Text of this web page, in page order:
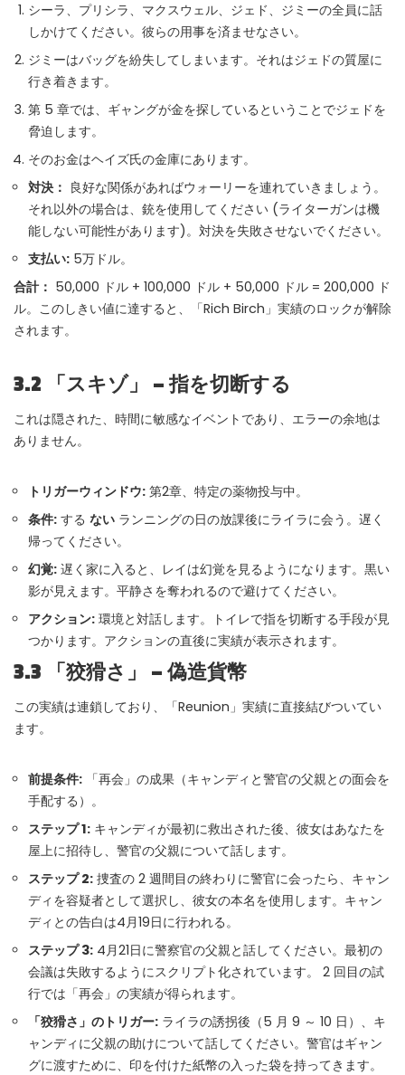
シーラ、プリシラ、マクスウェル、ジェド、ジミーの全員に話
しかけてください。彼らの用事を済ませなさい。
ジミーはバッグを紛失してしまいます。それはジェドの質屋に
行き着きます。
第 5 章では、ギャングが金を探しているということでジェドを
脅迫します。
そのお金はヘイズ氏の金庫にあります。
対決： 良好な関係があればウォーリーを連れていきましょう。
それ以外の場合は、銃を使用してください (ライターガンは機
能しない可能性があります)。対決を失敗させないでください。
支払い: 5万ドル。
合計： 50,000 ドル + 100,000 ドル + 50,000 ドル = 200,000 ド
ル。このしきい値に達すると、「Rich Birch」実績のロックが解除
されます。
3.2 「スキゾ」 – 指を切断する
これは隠された、時間に敏感なイベントであり、エラーの余地は
ありません。
トリガーウィンドウ: 第2章、特定の薬物投与中。
条件: する ない ランニングの日の放課後にライラに会う。遅く
帰ってください。
幻覚: 遅く家に入ると、レイは幻覚を見るようになります。黒い
影が見えます。平静さを奪われるので避けてください。
アクション: 環境と対話します。トイレで指を切断する手段が見
つかります。アクションの直後に実績が表示されます。
3.3 「狡猾さ」 – 偽造貨幣
この実績は連鎖しており、「Reunion」実績に直接結びついてい
ます。
前提条件: 「再会」の成果（キャンディと警官の父親との面会を
手配する）。
ステップ 1: キャンディが最初に救出された後、彼女はあなたを
屋上に招待し、警官の父親について話します。
ステップ 2: 捜査の 2 週間目の終わりに警官に会ったら、キャン
ディを容疑者として選択し、彼女の本名を使用します。キャン
ディとの告白は4月19日に行われる。
ステップ 3: 4月21日に警察官の父親と話してください。最初の
会議は失敗するようにスクリプト化されています。 2 回目の試
行では「再会」の実績が得られます。
「狡猾さ」のトリガー: ライラの誘拐後（5 月 9 ～ 10 日）、キ
ャンディに父親の助けについて話してください。警官はギャン
グに渡すために、印を付けた紙幣の入った袋を持ってきます。